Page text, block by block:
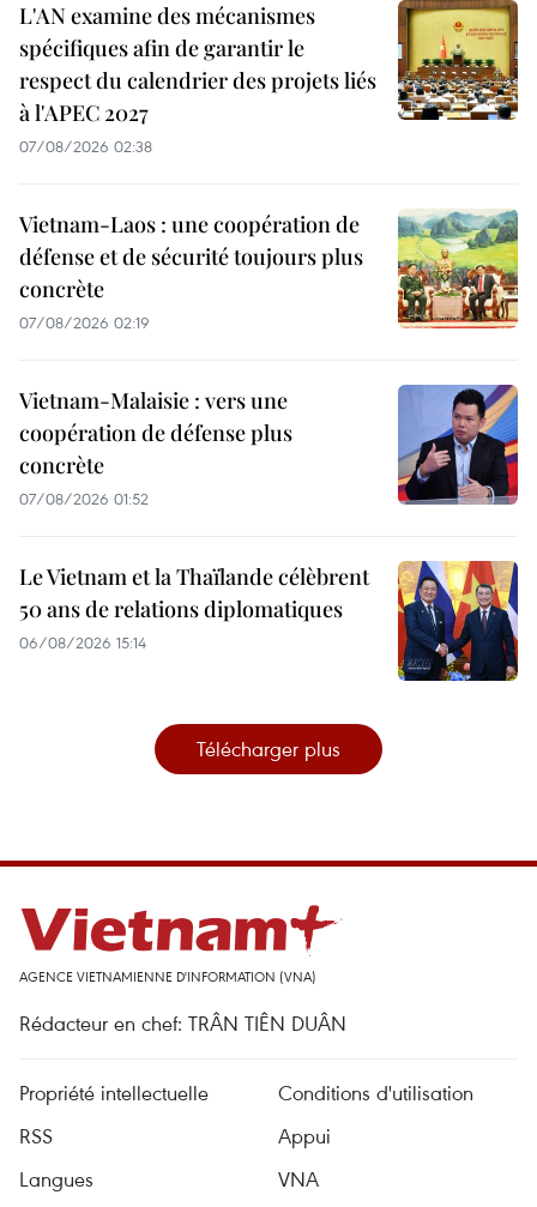
L'AN examine des mécanismes
spécifiques afin de garantir le
respect du calendrier des projets liés
à l'APEC 2027
07/08/2026 02:38
Vietnam-Laos : une coopération de
défense et de sécurité toujours plus
concrète
07/08/2026 02:19
Vietnam-Malaisie : vers une
coopération de défense plus
concrète
07/08/2026 01:52
Le Vietnam et la Thaïlande célèbrent
50 ans de relations diplomatiques
06/08/2026 15:14
Télécharger plus
AGENCE VIETNAMIENNE D'INFORMATION (VNA)
Rédacteur en chef: TRÂN TIÊN DUÂN
Propriété intellectuelle
Conditions d'utilisation
RSS
Appui
Langues
VNA